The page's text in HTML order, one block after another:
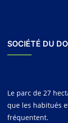
SOCIÉTÉ DU
Le parc de 27
que les habitués
fréquentent.